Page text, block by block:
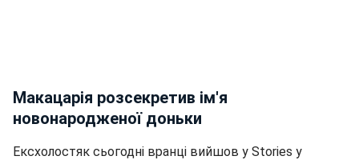
Макацарія розсекретив ім'я
новонародженої доньки
Ексхолостяк сьогодні вранці вийшов у Stories у